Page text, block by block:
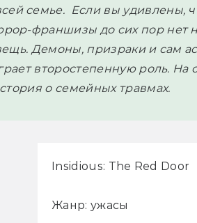
семье. Если вы удивлены,
франшизы до сих пор нет
Демоны, призраки и сам
второстепенную роль. На
о семейных травмах.
Insidious: The Red Door
Жанр: ужасы